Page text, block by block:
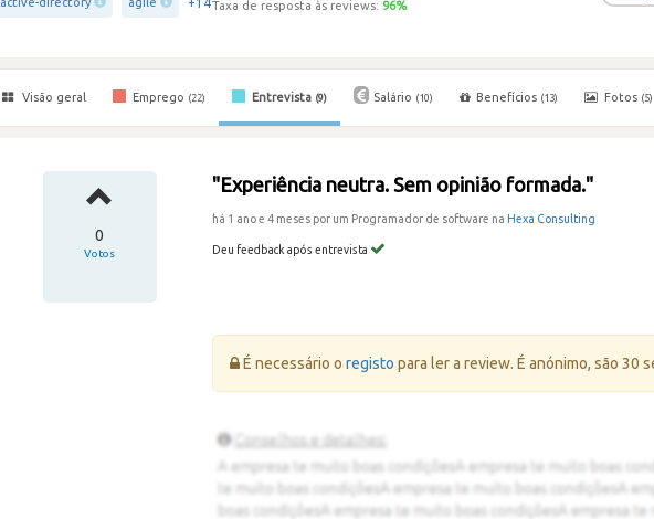
Taxa de resposta às reviews: 96%
Visão geral Emprego (22) Entrevista (9) Salário (10) Benefícios (13) Fotos (5)
0
Votos
"Experiência neutra. Sem opinião formada."
há 1 ano e 4 meses por um Programador de software na Hexa Consulting
Deu feedback após entrevista
Erro:
É necessário oregisto para ler a review. É anónimo, são 30